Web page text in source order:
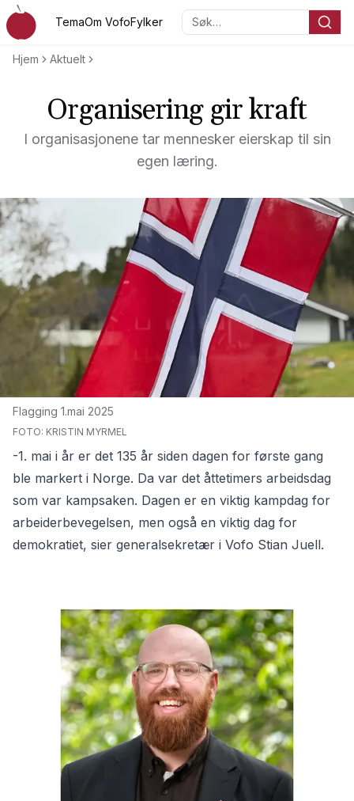
Hopp til hovedinnholdet
Voksenopplæringsforbundet
TemaOm VofoFylker Søk…
Hjem Aktuelt
Organisering gir kraft
I organisasjonene tar mennesker eierskap til sin
egen læring.
Flagging 1.mai 2025
FOTO: KRISTIN MYRMEL
-1. mai i år er det 135 år siden dagen for første gang
ble markert i Norge. Da var det åttetimers arbeidsdag
som var kampsaken. Dagen er en viktig kampdag for
arbeiderbevegelsen, men også en viktig dag for
demokratiet, sier generalsekretær i Vofo Stian Juell.